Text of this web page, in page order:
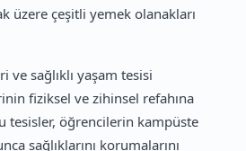
üzere çeşitli yemek olanakları
ve sağlıklı yaşam tesisi
fiziksel ve zihinsel refahına
tesisler, öğrencilerin kampüste
sağlıklarını korumalarını